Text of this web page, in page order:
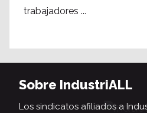
trabajadores ...
Sobre IndustriALL
Los sindicatos afiliados a